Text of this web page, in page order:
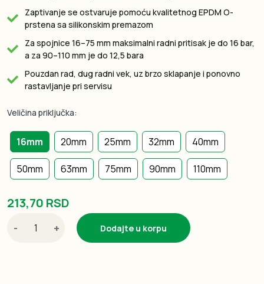
Zaptivanje se ostvaruje pomoću kvalitetnog EPDM O-
prstena sa silikonskim premazom
Za spojnice 16–75 mm maksimalni radni pritisak je do 16 bar,
a za 90–110 mm je do 12,5 bara
Pouzdan rad, dug radni vek, uz brzo sklapanje i ponovno
rastavljanje pri servisu
Veličina priključka:
16mm 20mm 25mm 32mm 40mm
50mm 63mm 75mm 90mm 110mm
213,70 RSD
- + Dodajte u korpu